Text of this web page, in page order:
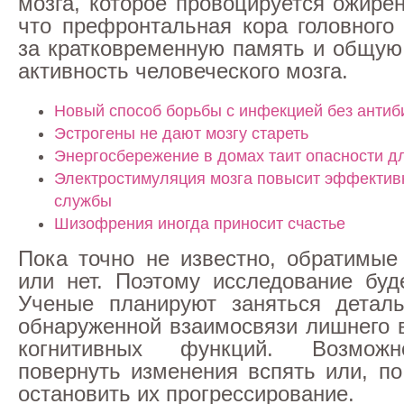
что префронтальная кора головного
за кратковременную память и общую
активность человеческого мозга.
Новый способ борьбы с инфекцией без
Эстрогены не дают мозгу стареть
Энергосбережение в домах таит опасности
Электростимуляция мозга повысит
службы
Шизофрения иногда приносит счастье
Пока точно не известно,
или нет. Поэтому исследование
Ученые планируют заняться
обнаруженной взаимосвязи лишнего
когнитивных функций.
повернуть изменения вспять или,
остановить их прогрессирование.